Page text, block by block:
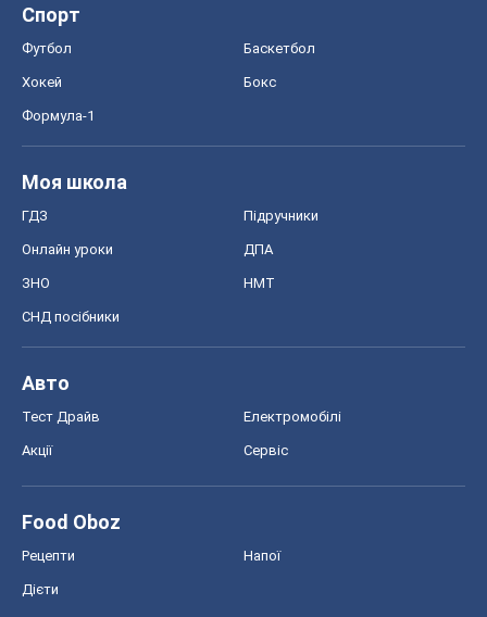
Спорт
Футбол Баскетбол
Хокей Бокс
Формула-1
Моя школа
ГДЗ Підручники
Онлайн уроки ДПА
ЗНО НМТ
СНД посібники
Авто
Тест Драйв Електромобілі
Акції Сервіс
Food Oboz
Рецепти Напої
Дієти